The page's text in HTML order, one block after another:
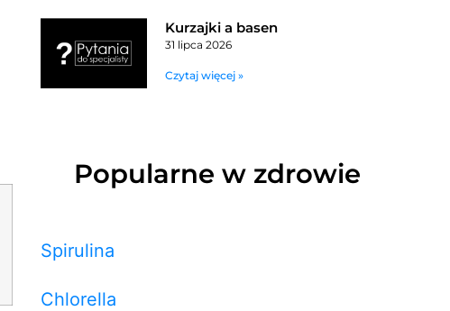
Kurzajki a basen
31 lipca 2026
Czytaj więcej »
Popularne w zdrowie
Spirulina
Chlorella